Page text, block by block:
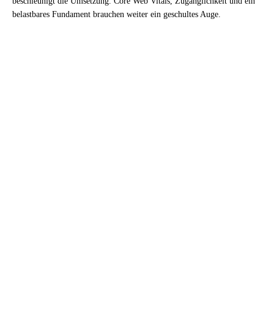
belastbares Fundament brauchen weiter ein geschultes Auge.